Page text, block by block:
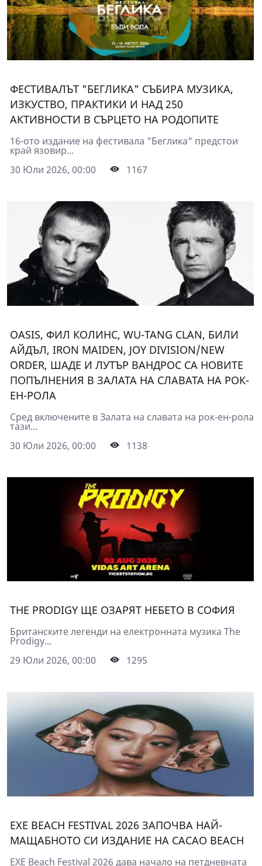
ФЕСТИВАЛЪТ "БЕГЛИКА" СЪБИРА МУЗИКА,
ИЗКУСТВО, ПРАКТИКИ И НАД 250
АКТИВНОСТИ В СЪРЦЕТО НА РОДОПИТЕ
16-ото издание на фестивала "Беглика" предстои
край язовир...
30 Юли 2026, 00:00
1167
OASIS, ФИЛ КОЛИНС, WU-TANG CLAN, БИЛИ
АЙДЪЛ, IRON MAIDEN, JOY DIVISION/NEW
ORDER, ШАДЕ И ЛУТЪР ВАНДРОС СА НОВИТЕ
ПОПЪЛНЕНИЯ В ЗАЛАТА НА СЛАВАТА НА РОК-
ЕН-РОЛА
Сред включените в Залата на славата на рок-ен-рола
тази...
30 Юли 2026, 00:00
1138
THE PRODIGY ЩЕ ОЗАРЯТ НЕБЕТО В СОФИЯ
Британските легенди на електронната музика The
Prodigy...
29 Юли 2026, 00:00
1295
EXE BEACH FESTIVAL 2026 ЗАПОЧВА НАЙ-
МАЩАБНОТО СИ ИЗДАНИЕ НА CACAO BEACH
EXE Beach Festival 2026 дава начало на петдневната